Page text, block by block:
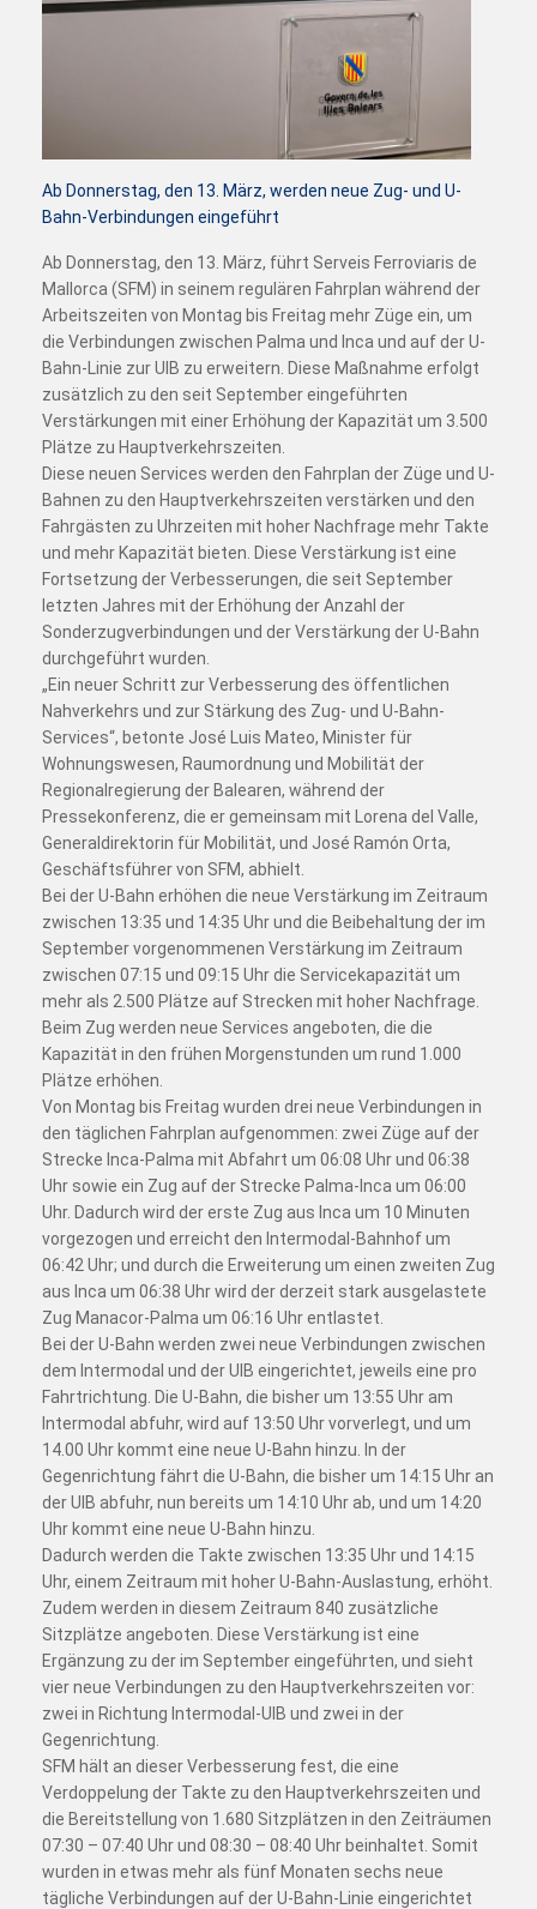
Ab Donnerstag, den 13. März, werden neue Zug- und U-
Bahn-Verbindungen eingeführt
Ab Donnerstag, den 13. März, führt Serveis Ferroviaris de
Mallorca (SFM) in seinem regulären Fahrplan während der
Arbeitszeiten von Montag bis Freitag mehr Züge ein, um
die Verbindungen zwischen Palma und Inca und auf der U-
Bahn-Linie zur UIB zu erweitern. Diese Maßnahme erfolgt
zusätzlich zu den seit September eingeführten
Verstärkungen mit einer Erhöhung der Kapazität um 3.500
Plätze zu Hauptverkehrszeiten.
Diese neuen Services werden den Fahrplan der Züge und U-
Bahnen zu den Hauptverkehrszeiten verstärken und den
Fahrgästen zu Uhrzeiten mit hoher Nachfrage mehr Takte
und mehr Kapazität bieten. Diese Verstärkung ist eine
Fortsetzung der Verbesserungen, die seit September
letzten Jahres mit der Erhöhung der Anzahl der
Sonderzugverbindungen und der Verstärkung der U-Bahn
durchgeführt wurden.
„Ein neuer Schritt zur Verbesserung des öffentlichen
Nahverkehrs und zur Stärkung des Zug- und U-Bahn-
Services“, betonte José Luis Mateo, Minister für
Wohnungswesen, Raumordnung und Mobilität der
Regionalregierung der Balearen, während der
Pressekonferenz, die er gemeinsam mit Lorena del Valle,
Generaldirektorin für Mobilität, und José Ramón Orta,
Geschäftsführer von SFM, abhielt.
Bei der U-Bahn erhöhen die neue Verstärkung im Zeitraum
zwischen 13:35 und 14:35 Uhr und die Beibehaltung der im
September vorgenommenen Verstärkung im Zeitraum
zwischen 07:15 und 09:15 Uhr die Servicekapazität um
mehr als 2.500 Plätze auf Strecken mit hoher Nachfrage.
Beim Zug werden neue Services angeboten, die die
Kapazität in den frühen Morgenstunden um rund 1.000
Plätze erhöhen.
Von Montag bis Freitag wurden drei neue Verbindungen in
den täglichen Fahrplan aufgenommen: zwei Züge auf der
Strecke Inca-Palma mit Abfahrt um 06:08 Uhr und 06:38
Uhr sowie ein Zug auf der Strecke Palma-Inca um 06:00
Uhr. Dadurch wird der erste Zug aus Inca um 10 Minuten
vorgezogen und erreicht den Intermodal-Bahnhof um
06:42 Uhr; und durch die Erweiterung um einen zweiten Zug
aus Inca um 06:38 Uhr wird der derzeit stark ausgelastete
Zug Manacor-Palma um 06:16 Uhr entlastet.
Bei der U-Bahn werden zwei neue Verbindungen zwischen
dem Intermodal und der UIB eingerichtet, jeweils eine pro
Fahrtrichtung. Die U-Bahn, die bisher um 13:55 Uhr am
Intermodal abfuhr, wird auf 13:50 Uhr vorverlegt, und um
14.00 Uhr kommt eine neue U-Bahn hinzu. In der
Gegenrichtung fährt die U-Bahn, die bisher um 14:15 Uhr an
der UIB abfuhr, nun bereits um 14:10 Uhr ab, und um 14:20
Uhr kommt eine neue U-Bahn hinzu.
Dadurch werden die Takte zwischen 13:35 Uhr und 14:15
Uhr, einem Zeitraum mit hoher U-Bahn-Auslastung, erhöht.
Zudem werden in diesem Zeitraum 840 zusätzliche
Sitzplätze angeboten. Diese Verstärkung ist eine
Ergänzung zu der im September eingeführten, und sieht
vier neue Verbindungen zu den Hauptverkehrszeiten vor:
zwei in Richtung Intermodal-UIB und zwei in der
Gegenrichtung.
SFM hält an dieser Verbesserung fest, die eine
Verdoppelung der Takte zu den Hauptverkehrszeiten und
die Bereitstellung von 1.680 Sitzplätzen in den Zeiträumen
07:30 – 07:40 Uhr und 08:30 – 08:40 Uhr beinhaltet. Somit
wurden in etwas mehr als fünf Monaten sechs neue
tägliche Verbindungen auf der U-Bahn-Linie eingerichtet